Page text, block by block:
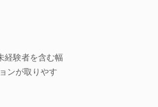
経験者を含む幅
ンが取りやす